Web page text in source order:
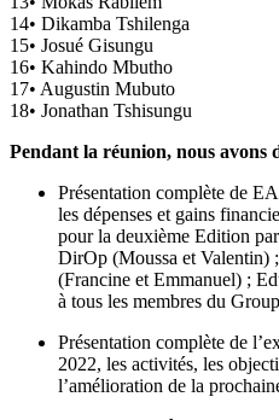
14• Dikamba Tshilenga
15• Josué Gisungu
16• Kahindo Mbutho
17• Augustin Mubuto
18• Jonathan Tshisungu
Pendant la réunion, nous avons
Présentation complète de
les dépenses et gains
pour la deuxième Edition
DirOp (Moussa et Valentin)
(Francine et Emmanuel) ;
à tous les membres du
Présentation complète de
2022, les activités, les
l’amélioration de la